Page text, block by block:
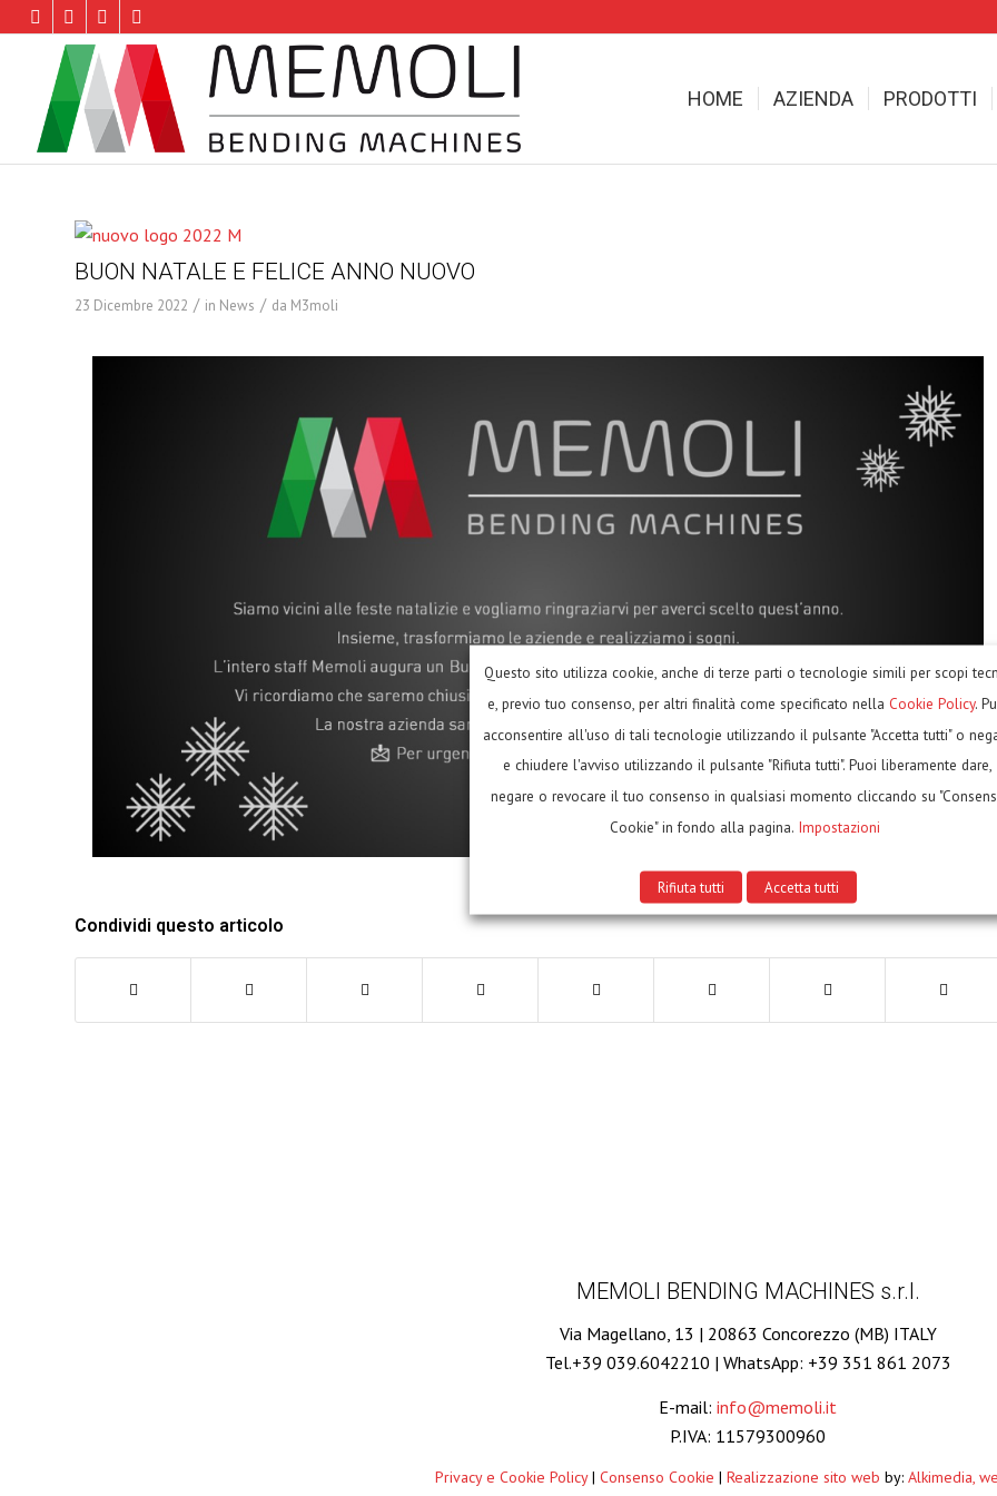
HOME AZIENDA PRODOTTI
BUON NATALE E FELICE ANNO NUOVO
23 Dicembre 2022 / in News / da M3moli
Condividi questo articolo
MEMOLI BENDING MACHINES s.r.l.
Via Magellano, 13 | 20863 Concorezzo (MB) ITALY
Tel.+39 039.6042210 | WhatsApp: +39 351 861 2073
E-mail: info@memoli.it
P.IVA: 11579300960
Privacy e Cookie Policy| Consenso Cookie | Realizzazione sito web by: Alkimedia,
Questo sito utilizza cookie, anche di terze parti o tecnologie simili per scopi
e, previo tuo consenso, per altri finalità come specificato nella Cookie Policy.
acconsentire all'uso di tali tecnologie utilizzando il pulsante "Accetta tutti" o
e chiudere l'avviso utilizzando il pulsante "Rifiuta tutti". Puoi liberamente dare,
negare o revocare il tuo consenso in qualsiasi momento cliccando su
Cookie" in fondo alla pagina. Impostazioni
Rifiuta tutti Accetta tutti